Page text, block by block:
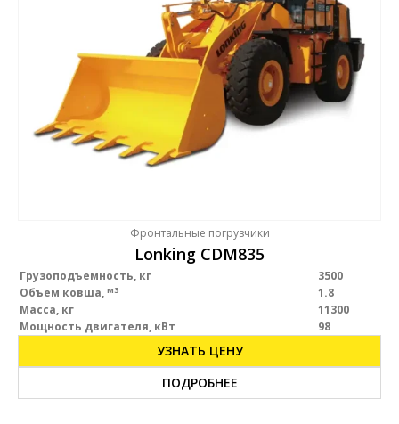
Фронтальные погрузчики
Lonking CDM835
Грузоподъемность, кг
3500
Объем ковша, м3
1.8
Масса, кг
11300
Мощность двигателя, кВт
98
УЗНАТЬ ЦЕНУ
ПОДРОБНЕЕ